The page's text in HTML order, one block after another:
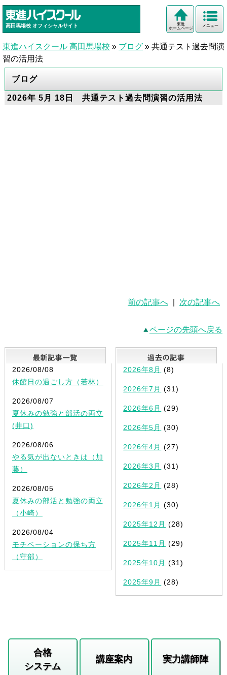
高田馬場校 オフィシャルサイト メニュー
東進
ホームページ
東進ハイスクール 高田馬場校 » ブログ » 共通テスト過去問演
習の活用法
ブログ
2026年 5月 18日 共通テスト過去問演習の活用法
前の記事へ 次の記事へ
ページの先頭へ戻る
最新記事一覧
2026/08/08
休館日の過ごし方（若林）
2026/08/07
夏休みの勉強と部活の両立
(井口)
2026/08/06
やる気が出ないときは（加
藤）
2026/08/05
夏休みの部活と勉強の両立
（小崎）
2026/08/04
モチベーションの保ち方
（守部）
2026年8月 (8)
2026年7月 (31)
2026年6月 (29)
2026年5月 (30)
2026年4月 (27)
2026年3月 (31)
2026年2月 (28)
2026年1月 (30)
2025年12月 (28)
2025年11月 (29)
2025年10月 (31)
2025年9月 (28)
合格
システム
講座案内 実力講師陣